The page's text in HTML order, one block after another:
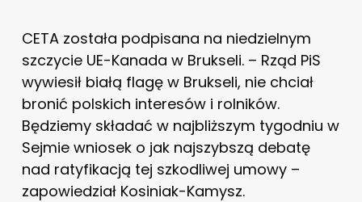
CETA została podpisana na niedzielnym
szczycie UE-Kanada w Brukseli. – Rząd PiS
wywiesił białą flagę w Brukseli, nie chciał
bronić polskich interesów i rolników.
Będziemy składać w najbliższym tygodniu w
Sejmie wniosek o jak najszybszą debatę
nad ratyfikacją tej szkodliwej umowy –
zapowiedział Kosiniak-Kamysz.